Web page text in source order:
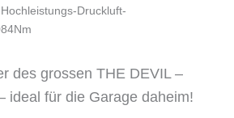
Druckluft-
des grossen THE DEVIL –
ideal für die Garage daheim!